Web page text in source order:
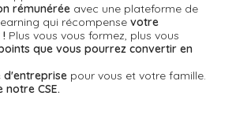
rémunérée avec une plateforme de
qui récompense votre
! Plus vous vous formez, plus vous
que vous pourrez convertir en
d'entreprise pour vous et votre famille.
CSE.